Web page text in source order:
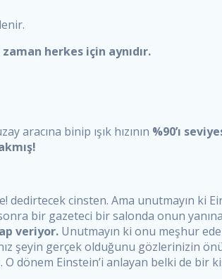
herkes için aynıdır.
aracına binip ışık hızının %90’ı
cinsten. Ama unutmayın ki
bir gazeteci bir salonda onun
veriyor. Unutmayın ki onu meşhur
şeyin gerçek olduğunu
dönem Einstein’i anlayan belki de bir